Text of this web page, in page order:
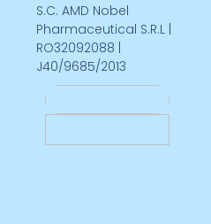
S.C. AMD Nobel
Pharmaceutical S.R.L |
RO32092088 |
J40/9685/2013